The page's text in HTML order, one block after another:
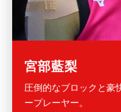
宮部藍梨
圧倒的なブロックと豪
ープレーヤー。